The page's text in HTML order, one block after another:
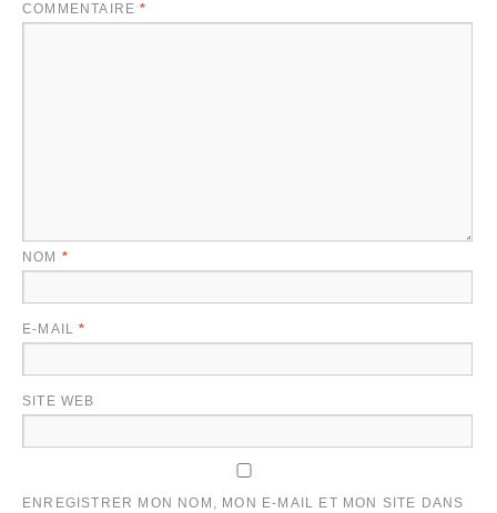
COMMENTAIRE*
NOM *
E-MAIL*
SITE WEB
ENREGISTRER MON NOM, MON E-MAIL ET MON SITE DANS